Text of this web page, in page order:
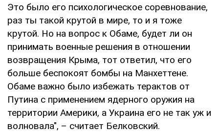
Это было его психологическое соревнование,
раз ты такой крутой в мире, то и я тоже
крутой. Но на вопрос к Обаме, будет ли он
принимать военные решения в отношении
возвращения Крыма, тот ответил, что его
больше беспокоят бомбы на Манхеттене.
Обаме важно было избежать терактов от
Путина с применением ядерного оружия на
территории Америки, а Украина его не так уж и
волновала", – считает Белковский.